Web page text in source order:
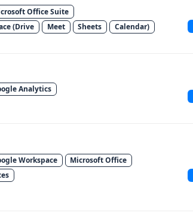
Office Suite
(Drive
Meet Sheets Calendar)
Analytics
Workspace
Microsoft Office